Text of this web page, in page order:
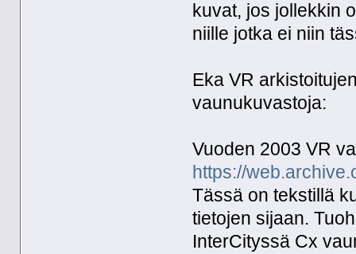
kuvat, jos jollekkin
niille jotka ei niin
Eka VR
vaunukuvastoja:
Vuoden 2003 VR
https://
Tässä on tekstillä
tietojen sijaan.
InterCityssä Cx